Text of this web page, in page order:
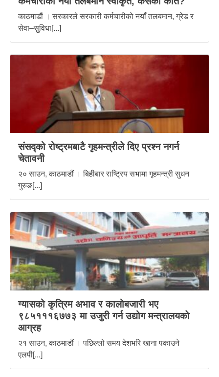
काठमाडौं । सरकारले सरकारी कर्मचारीको नयाँ तलबमान, ग्रेड र
सेवा–सुविधा[...]
संसद्को रोष्ट्रमबाटै गृहमन्त्रीले दिए प्रश्न नगर्न
चेतावनी
२० साउन, काठमाडौं । बिहीबार राष्ट्रिय सभामा गृहमन्त्री सुधन
गुरुङ[...]
ग्यासको कृत्रिम अभाव र कालोबजारी भए
९८५१११६७७३ मा उजुरी गर्न उद्योग मन्त्रालयकाे
आग्रह
२१ साउन, काठमाडौं । पछिल्लो समय देशभरि खाना पकाउने
एलपी[...]